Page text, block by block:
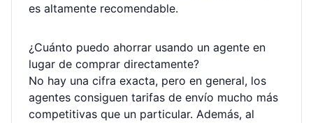
es altamente recomendable.
¿Cuánto puedo ahorrar usando un agente en
lugar de comprar directamente?
No hay una cifra exacta, pero en general, los
agentes consiguen tarifas de envío mucho más
competitivas que un particular. Además, al